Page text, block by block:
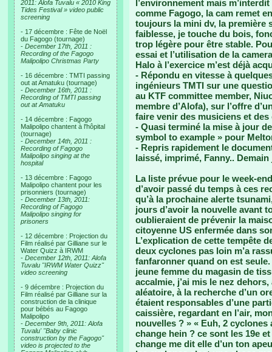
2011: Alofa Tuvalu « 2010 King
Tides Festival » video public
screening
- 17 décembre : Fête de Noël
du Fagogo (tournage)
- December 17th, 2011 :
Recording of the Fagogo
Malipolipo Christmas Party
- 16 décembre : TMTI passing
out at Amatuku (tournage)
- December 16th, 2011 :
Recording of TMTI passing
out at Amatuku
- 14 décembre : Fagogo
Malipolipo chantent à l'hôpital
(tournage)
- December 14th, 2011 :
Recording of Fagogo
Malipolipo singing at the
hospital
- 13 décembre : Fagogo
Malipolipo chantent pour les
prisonniers (tournage)
- December 13th, 2011:
Recording of Fagogo
Malipolipo singing for
prisoners
- 12 décembre : Projection du
Film réalisé par Gilliane sur le
Water Quizz à IRWM
- December 12th, 2011: Alofa
Tuvalu "IRWM Water Quizz"
video screening
- 9 décembre : Projection du
Film réalisé par Gilliane sur la
construction de la clinique
pour bébés au Fagogo
Malipolipo
- December 9th, 2011: Alofa
Tuvalu' "Baby clinic
construction by the Fagogo"
video is projected to the
l’environnement mais
comme Fagogo, la cam remet
toujours la mini dv, la première
faiblesse, je touche du bois,
trop légère pour être stable.
essai et l’utilisation de la
Halo à l’exercice m’est déjà
- Répondu en vitesse à
ingénieurs TMTI sur une
au KTF committee member,
membre d’Alofa), sur l’offre
faire venir des musiciens et des
- Quasi terminé la mise à jour
symbol to example » pour
- Repris rapidement le
laissé, imprimé, Fanny..
La liste prévue pour le week-
d’avoir passé du temps à ces
qu’à la prochaine alerte
jours d’avoir la nouvelle avant
oublieraient de prévenir la
citoyenne US enfermée dans
L’explication de cette tempête
deux cyclones pas loin m’a
fanfaronner quand on est
jeune femme du magasin de
accalmie, j’ai mis le nez
aléatoire, à la recherche d’un
étaient responsables d’une
caissière, regardant en l’air,
nouvelles ? » « Euh, 2
change hein ? ce sont les 19e
change me dit elle d’un ton